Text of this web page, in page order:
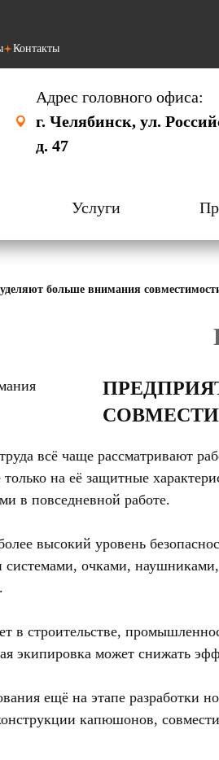
Контакты
Адрес головного офиса:
г. Челябинск, ул.
д. 47
Услуги
больше внимания
всё чаще рассматривают
на её защитные
в повседневной работе.
высокий уровень
очками,
в строительстве,
экипировка может снижать
ещё на этапе разработки
капюшонов,